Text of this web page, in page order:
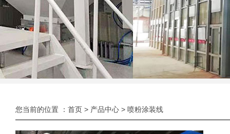
您当前的位置 ： 首页 > 产品中心 > 喷粉涂装线